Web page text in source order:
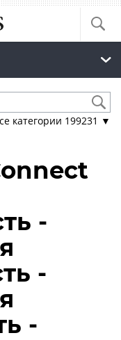
категории 199231 ▼
-
-
-